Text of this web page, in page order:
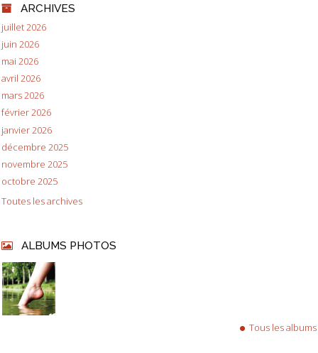
ARCHIVES
juillet 2026
juin 2026
mai 2026
avril 2026
mars 2026
février 2026
janvier 2026
décembre 2025
novembre 2025
octobre 2025
Toutes les archives
ALBUMS PHOTOS
Tous les albums